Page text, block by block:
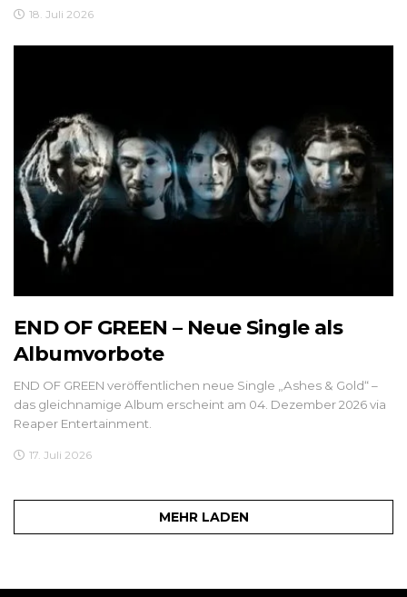
18. Juli 2026
END OF GREEN – Neue Single als
Albumvorbote
END OF GREEN veröffentlichen neue Single „Ashes & Gold“ –
das gleichnamige Album erscheint am 04. Dezember 2026 via
Reaper Entertainment.
17. Juli 2026
MEHR LADEN